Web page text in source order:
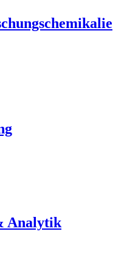
Analytik